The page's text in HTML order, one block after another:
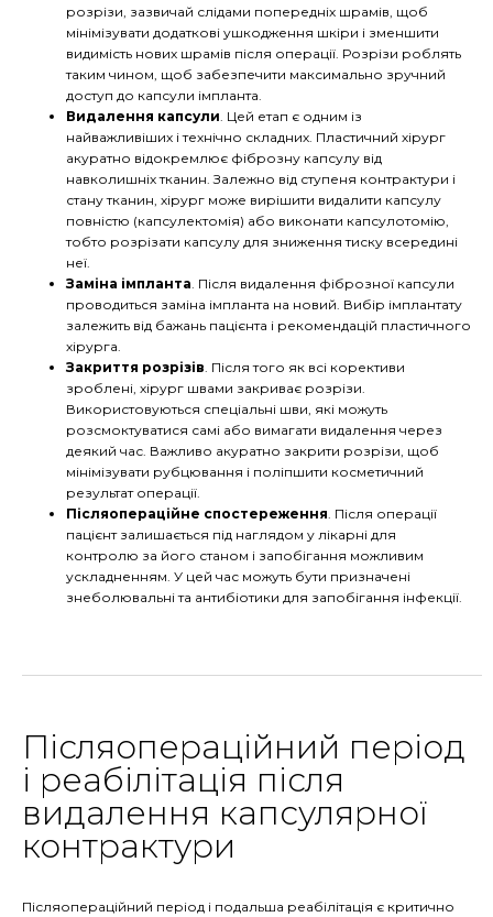
розрізи, зазвичай слідами попередніх шрамів, щоб
мінімізувати додаткові ушкодження шкіри і зменшити
видимість нових шрамів після операції. Розрізи роблять
таким чином, щоб забезпечити максимально зручний
доступ до капсули імпланта.
Видалення капсули . Цей етап є одним із
найважливіших і технічно складних. Пластичний хірург
акуратно відокремлює фіброзну капсулу від
навколишніх тканин. Залежно від ступеня контрактури і
стану тканин, хірург може вирішити видалити капсулу
повністю (капсулектомія) або виконати капсулотомію,
тобто розрізати капсулу для зниження тиску всередині
неї.
Заміна імпланта . Після видалення фіброзної капсули
проводиться заміна імпланта на новий. Вибір імплантату
залежить від бажань пацієнта і рекомендацій пластичного
хірурга.
Закриття розрізів . Після того як всі корективи
зроблені, хірург швами закриває розрізи.
Використовуються спеціальні шви, які можуть
розсмоктуватися самі або вимагати видалення через
деякий час. Важливо акуратно закрити розрізи, щоб
мінімізувати рубцювання і поліпшити косметичний
результат операції.
Післяопераційне спостереження . Після операції
пацієнт залишається під наглядом у лікарні для
контролю за його станом і запобігання можливим
ускладненням. У цей час можуть бути призначені
знеболювальні та антибіотики для запобігання інфекції.
Післяопераційний період
і реабілітація після
видалення капсулярної
контрактури
Післяопераційний період і подальша реабілітація є критично